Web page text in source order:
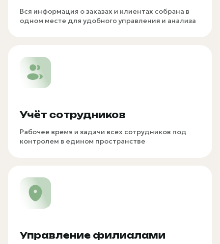
Вся информация о заказах и клиентах собрана в
одном месте для удобного управления и анализа
Учёт сотрудников
Рабочее время и задачи всех сотрудников под
контролем в едином пространстве
Управление филиалами